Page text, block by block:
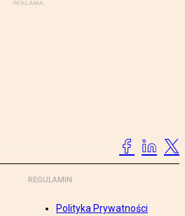
REGULAMIN
Polityka Prywatności